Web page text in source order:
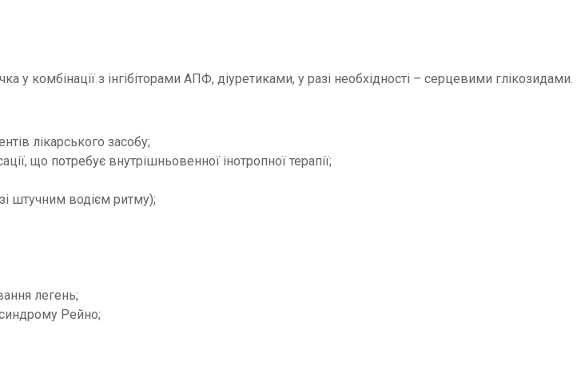
у комбінації з інгібіторами АПФ, діуретиками, у разі необхідності – серцевими глікозидами.
лікарського засобу;
що потребує внутрішньовенної інотропної терапії;
зі штучним водієм ритму);
легень;
Рейно;